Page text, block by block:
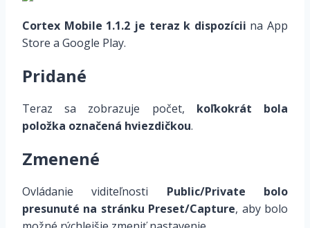
Cortex Mobile 1.1.2 je teraz k dispozícii na App
Store a Google Play.
Pridané
Teraz sa zobrazuje počet, koľkokrát bola
položka označená hviezdičkou.
Zmenené
Ovládanie viditeľnosti Public/Private bolo
presunuté na stránku Preset/Capture, aby bolo